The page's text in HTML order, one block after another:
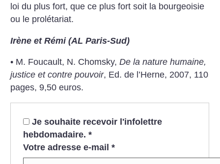
loi du plus fort, que ce plus fort soit la bourgeoisie
ou le prolétariat.
Irène et Rémi (AL Paris-Sud)
• M. Foucault, N. Chomsky, De la nature humaine,
justice et contre pouvoir, Ed. de l’Herne, 2007, 110
pages, 9,50 euros.
Je souhaite recevoir l'infolettre
hebdomadaire. *
Votre adresse e-mail *